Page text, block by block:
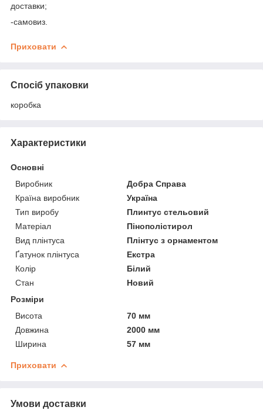
доставки;
-самовиз.
Приховати
Спосіб упаковки
коробка
Характеристики
Основні
Виробник
Добра Справа
Країна виробник
Україна
Тип виробу
Плинтус стельовий
Матеріал
Пінополістирол
Вид плінтуса
Плінтус з орнаментом
Ґатунок плінтуса
Екстра
Колір
Білий
Стан
Новий
Розміри
Висота
70 мм
Довжина
2000 мм
Ширина
57 мм
Приховати
Умови доставки